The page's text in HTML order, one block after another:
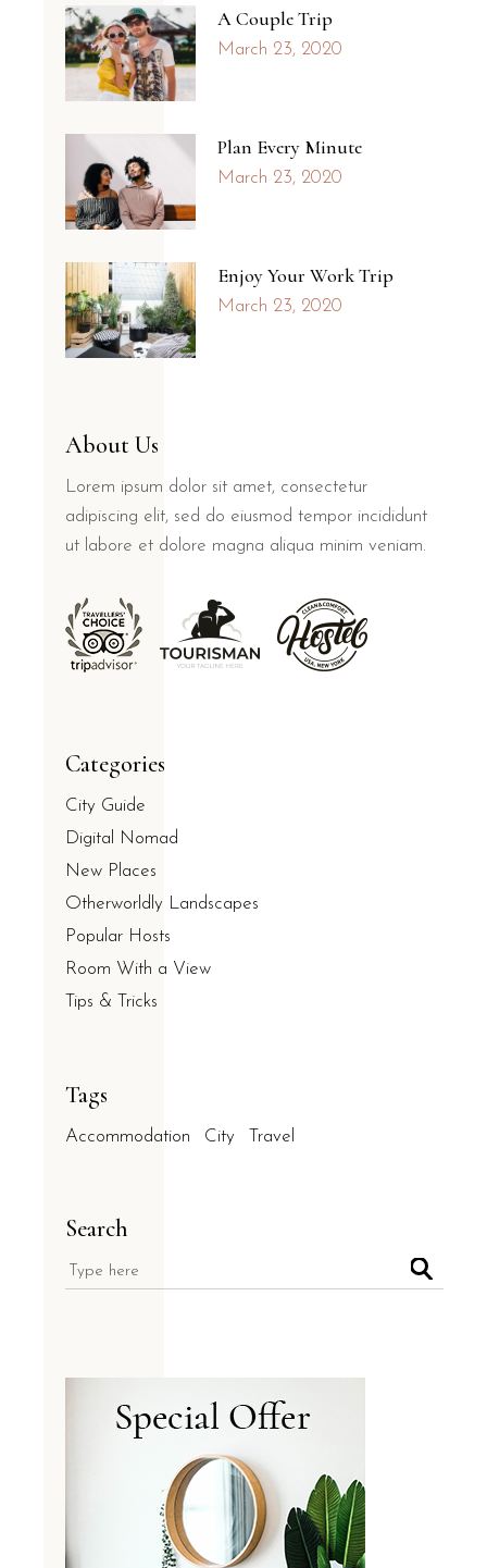
A Couple Trip
March 23, 2020
Plan Every Minute
March 23, 2020
Enjoy Your Work Trip
March 23, 2020
About Us
Lorem ipsum dolor sit amet, consectetur
adipiscing elit, sed do eiusmod tempor incididunt
ut labore et dolore magna aliqua minim veniam.
Categories
City Guide
Digital Nomad
New Places
Otherworldly Landscapes
Popular Hosts
Room With a View
Tips & Tricks
Tags
Accommodation City Travel
Search